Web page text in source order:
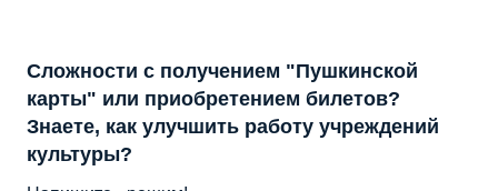
Сложности с получением "Пушкинской
карты" или приобретением билетов?
Знаете, как улучшить работу учреждений
культуры?